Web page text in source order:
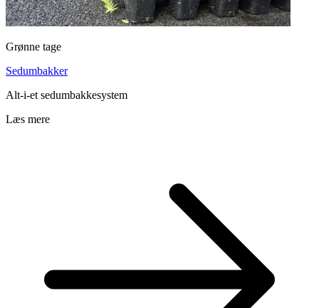
Grønne tage
Sedumbakker
Alt-i-et sedumbakkesystem
Læs mere